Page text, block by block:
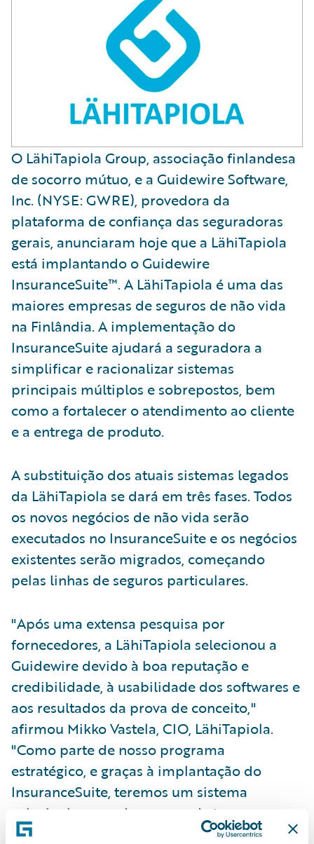
O LähiTapiola Group, associação finlandesa
de socorro mútuo, e a Guidewire Software,
Inc. (NYSE: GWRE), provedora da
plataforma de confiança das seguradoras
gerais, anunciaram hoje que a LähiTapiola
está implantando o Guidewire
InsuranceSuite™. A LähiTapiola é uma das
maiores empresas de seguros de não vida
na Finlândia. A implementação do
InsuranceSuite ajudará a seguradora a
simplificar e racionalizar sistemas
principais múltiplos e sobrepostos, bem
como a fortalecer o atendimento ao cliente
e a entrega de produto.
A substituição dos atuais sistemas legados
da LähiTapiola se dará em três fases. Todos
os novos negócios de não vida serão
executados no InsuranceSuite e os negócios
existentes serão migrados, começando
pelas linhas de seguros particulares.
"Após uma extensa pesquisa por
fornecedores, a LähiTapiola selecionou a
Guidewire devido à boa reputação e
credibilidade, à usabilidade dos softwares e
aos resultados da prova de conceito,"
afirmou Mikko Vastela, CIO, LähiTapiola.
"Como parte de nosso programa
estratégico, e graças à implantação do
InsuranceSuite, teremos um sistema
principal renovado e capaz de tornar a
experiência dos usuários, tanto internos